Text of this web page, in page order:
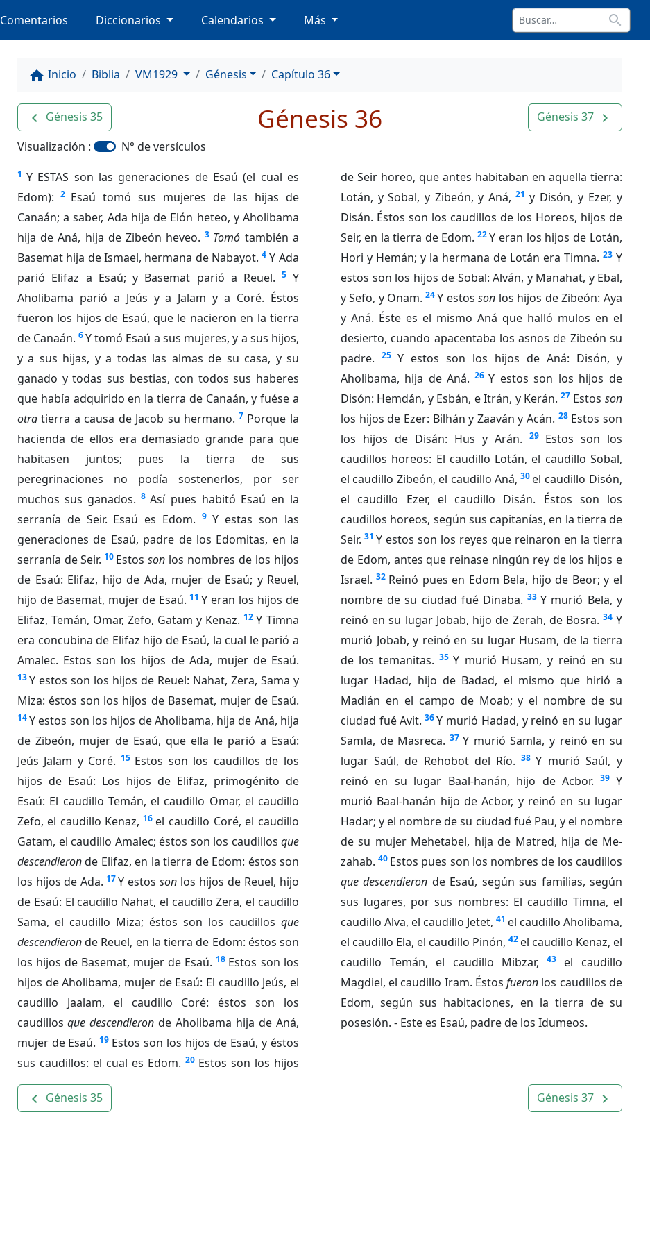
Comentarios Diccionarios Calendarios Más search
home Inicio Biblia VM1929 Génesis Capítulo 36
navigate_before Génesis 35 Génesis 37 navigate_next
Génesis 36
Visualización : N° de versículos
1 Y ESTAS son las generaciones de Esaú (el cual es
Edom): 2 Esaú tomó sus mujeres de las hijas de
Canaán; a saber, Ada hija de Elón heteo, y Aholibama
hija de Aná, hija de Zibeón heveo. 3 Tomó también a
Basemat hija de Ismael, hermana de Nabayot. 4 Y Ada
parió Elifaz a Esaú; y Basemat parió a Reuel. 5 Y
Aholibama parió a Jeús y a Jalam y a Coré. Éstos
fueron los hijos de Esaú, que le nacieron en la tierra
de Canaán. 6Y tomó Esaú a sus mujeres, y a sus hijos,
y a sus hijas, y a todas las almas de su casa, y su
ganado y todas sus bestias, con todos sus haberes
que había adquirido en la tierra de Canaán, y fuése a
otra tierra a causa de Jacob su hermano. 7 Porque la
hacienda de ellos era demasiado grande para que
habitasen juntos; pues la tierra de sus
peregrinaciones no podía sostenerlos, por ser
muchos sus ganados. 8 Así pues habitó Esaú en la
serranía de Seir. Esaú es Edom. 9 Y estas son las
generaciones de Esaú, padre de los Edomitas, en la
serranía de Seir. 10 Estos son los nombres de los hijos
de Esaú: Elifaz, hijo de Ada, mujer de Esaú; y Reuel,
hijo de Basemat, mujer de Esaú. 11 Y eran los hijos de
Elifaz, Temán, Omar, Zefo, Gatam y Kenaz. 12 Y Timna
era concubina de Elifaz hijo de Esaú, la cual le parió a
Amalec. Estos son los hijos de Ada, mujer de Esaú.
13Y estos son los hijos de Reuel: Nahat, Zera, Sama y
Miza: éstos son los hijos de Basemat, mujer de Esaú.
14Y estos son los hijos de Aholibama, hija de Aná, hija
de Zibeón, mujer de Esaú, que ella le parió a Esaú:
Jeús Jalam y Coré. 15 Estos son los caudillos de los
hijos de Esaú: Los hijos de Elifaz, primogénito de
Esaú: El caudillo Temán, el caudillo Omar, el caudillo
Zefo, el caudillo Kenaz, 16 el caudillo Coré, el caudillo
Gatam, el caudillo Amalec; éstos son los caudillos que
descendieronde Elifaz, en la tierra de Edom: éstos son
los hijos de Ada. 17Y estos son los hijos de Reuel, hijo
de Esaú: El caudillo Nahat, el caudillo Zera, el caudillo
Sama, el caudillo Miza; éstos son los caudillos que
descendieronde Reuel, en la tierra de Edom: éstos son
los hijos de Basemat, mujer de Esaú. 18 Estos son los
hijos de Aholibama, mujer de Esaú: El caudillo Jeús, el
caudillo Jaalam, el caudillo Coré: éstos son los
caudillos que descendieron de Aholibama hija de Aná,
mujer de Esaú. 19 Estos son los hijos de Esaú, y éstos
sus caudillos: el cual es Edom. 20 Estos son los hijos
de Seir horeo, que antes habitaban en aquella tierra:
Lotán, y Sobal, y Zibeón, y Aná, 21 y Disón, y Ezer, y
Disán. Éstos son los caudillos de los Horeos, hijos de
Seir, en la tierra de Edom. 22Y eran los hijos de Lotán,
Hori y Hemán; y la hermana de Lotán era Timna. 23 Y
estos son los hijos de Sobal: Alván, y Manahat, y Ebal,
y Sefo, y Onam. 24Y estos son los hijos de Zibeón: Aya
y Aná. Éste es el mismo Aná que halló mulos en el
desierto, cuando apacentaba los asnos de Zibeón su
padre.
25 Y estos son los hijos de Aná: Disón, y
Aholibama, hija de Aná. 26 Y estos son los hijos de
Disón: Hemdán, y Esbán, e Itrán, y Kerán. 27 Estos son
los hijos de Ezer: Bilhán y Zaaván y Acán. 28 Estos son
los hijos de Disán: Hus y Arán.
29 Estos son los
caudillos horeos: El caudillo Lotán, el caudillo Sobal,
el caudillo Zibeón, el caudillo Aná, 30 el caudillo Disón,
el caudillo Ezer, el caudillo Disán. Éstos son los
caudillos horeos, según sus capitanías, en la tierra de
Seir. 31 Y estos son los reyes que reinaron en la tierra
de Edom, antes que reinase ningún rey de los hijos e
Israel. 32 Reinó pues en Edom Bela, hijo de Beor; y el
nombre de su ciudad fué Dinaba. 33 Y murió Bela, y
reinó en su lugar Jobab, hijo de Zerah, de Bosra. 34 Y
murió Jobab, y reinó en su lugar Husam, de la tierra
de los temanitas. 35 Y murió Husam, y reinó en su
lugar Hadad, hijo de Badad, el mismo que hirió a
Madián en el campo de Moab; y el nombre de su
ciudad fué Avit. 36Y murió Hadad, y reinó en su lugar
Samla, de Masreca. 37 Y murió Samla, y reinó en su
lugar Saúl, de Rehobot del Río. 38 Y murió Saúl, y
reinó en su lugar Baal-hanán, hijo de Acbor. 39 Y
murió Baal-hanán hijo de Acbor, y reinó en su lugar
Hadar; y el nombre de su ciudad fué Pau, y el nombre
de su mujer Mehetabel, hija de Matred, hija de Me-
zahab. 40 Estos pues son los nombres de los caudillos
que descendieron de Esaú, según sus familias, según
sus lugares, por sus nombres: El caudillo Timna, el
caudillo Alva, el caudillo Jetet, 41 el caudillo Aholibama,
el caudillo Ela, el caudillo Pinón, 42 el caudillo Kenaz, el
caudillo Temán, el caudillo Mibzar,
43
el caudillo
Magdiel, el caudillo Iram. Éstos fueron los caudillos de
Edom, según sus habitaciones, en la tierra de su
posesión. - Este es Esaú, padre de los Idumeos.
navigate_before Génesis 35 Génesis 37 navigate_next